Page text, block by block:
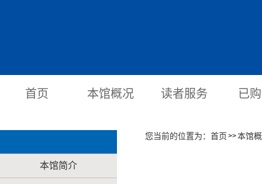
首页 本馆概况 读者服务 已
本馆简介
您当前的位置为： 首页 >>本馆